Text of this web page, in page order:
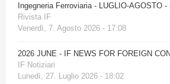
Ingegneria Ferroviaria - LUGLIO-AGOSTO
Rivista IF
Venerdì, 7. Agosto 2026 - 17:08
2026 JUNE - IF NEWS FOR FOREIGN
IF Notiziari
Lunedì, 27. Luglio 2026 - 18:02